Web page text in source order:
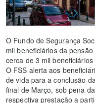
O Fundo de Segurança
mil beneficiários da
cerca de 3 mil
O FSS alerta aos
de vida para a conclusão
final de Março, sob pena
respectiva prestação a